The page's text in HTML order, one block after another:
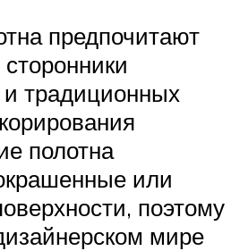
предпочитают
и традиционных
полотна
или
поэтому
мире